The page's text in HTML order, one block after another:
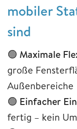
mobiler
sind
🟢 Maximale
große
Außenbereiche
🟢 Einfacher
fertig – kein